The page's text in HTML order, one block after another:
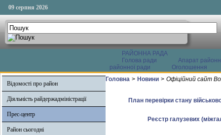
09 серпня 2026
РАЙОННА РАДА
Голова ради
Апарат
районної ради
Оголошення
Відомості про район
Діяльність райдержадміністрації
Прес-центр
Район сьогодні
Головна > Новини > Офіційний сайт
План перевірки стану
Реєстр галузевих